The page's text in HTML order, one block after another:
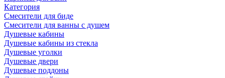
Категория
Смесители для биде
Смесители для ванны с душем
Душевые кабины
Душевые кабины из стекла
Душевые уголки
Душевые двери
Душевые поддоны